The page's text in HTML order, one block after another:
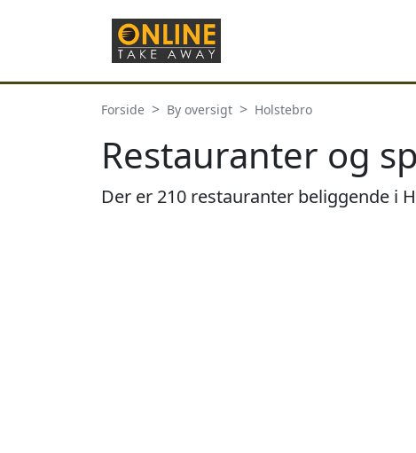
Forside By oversigt Holstebro
Restauranter og
Der er 210 restauranter beliggende i